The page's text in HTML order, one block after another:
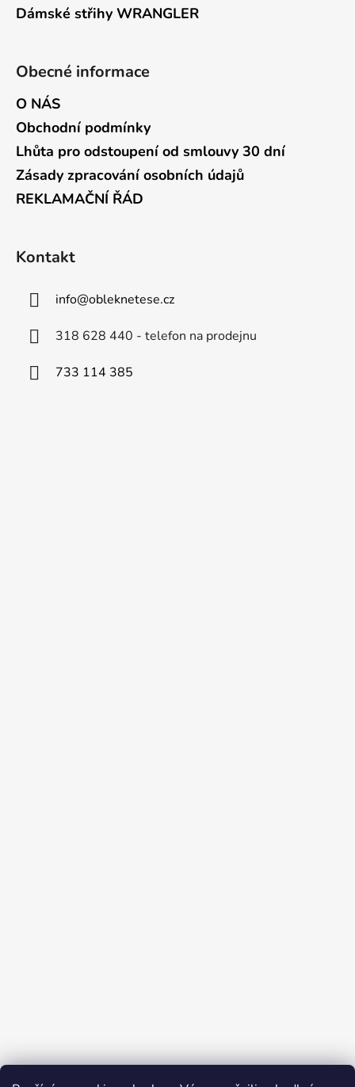
Dámské střihy WRANGLER
Obecné informace
O NÁS
Obchodní podmínky
Lhůta pro odstoupení od smlouvy 30 dní
Zásady zpracování osobních údajů
REKLAMAČNÍ ŘÁD
Kontakt
info@obleknetese.cz
318 628 440 - telefon na prodejnu
733 114 385